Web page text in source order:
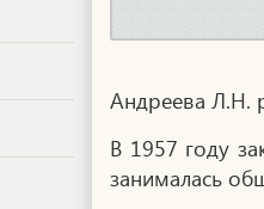
Андреева Л.Н.
В 1957 году
занималась